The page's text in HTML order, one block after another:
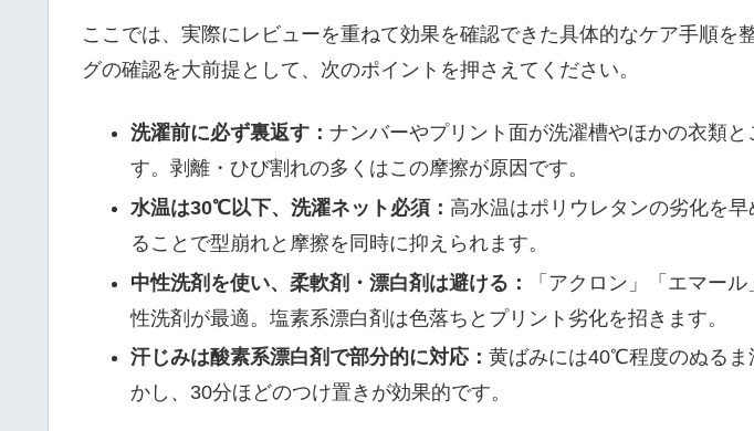
ここでは、実際にレビューを重ねて効果を確認できた具体的なケア手順を
グの確認を大前提として、次のポイントを押さえてください。
洗濯前に必ず裏返す： ナンバーやプリント面が洗濯槽やほかの衣類と
す。剥離・ひび割れの多くはこの摩擦が原因です。
水温は30℃以下、洗濯ネット必須： 高水温はポリウレタンの劣化を
ることで型崩れと摩擦を同時に抑えられます。
中性洗剤を使い、柔軟剤・漂白剤は避ける：
「アクロン」「エマー
性洗剤が最適。塩素系漂白剤は色落ちとプリント劣化を招きます。
汗じみは酸素系漂白剤で部分的に対応： 黄ばみには40℃程度のぬるま
かし、30分ほどのつけ置きが効果的です。